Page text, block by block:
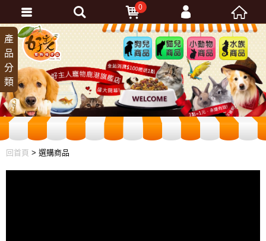
狗兒
商品
貓兒
商品
小動
物商
品
水族
商品
回首頁 > 選購商品
產
品
分
類
0
會員登入
忘記密碼
加入會員
訂單查詢